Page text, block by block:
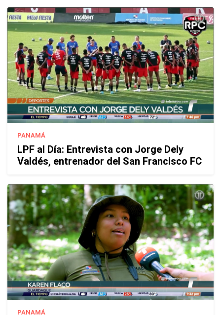
PANAMÁ
LPF al Día: Entrevista con Jorge Dely
Valdés, entrenador del San Francisco FC
PANAMÁ